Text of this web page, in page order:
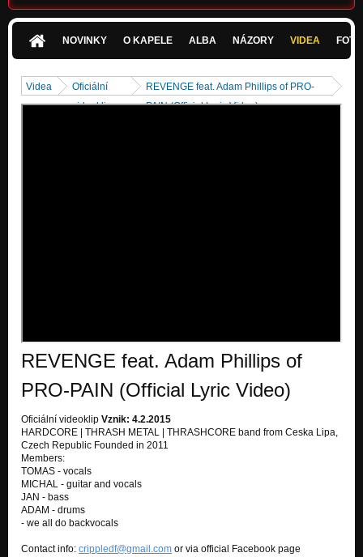
WARZONE
WARZONE
WARZONE
MASS OF TERROR
MASS OF TERROR
WAKE UP
MASS OF TERROR
REVENGE - feat. Adam Phillips (PRO-PAIN)
MASS OF TERROR
REVENGE - original version
MASS OF TERROR
NOVINKY O KAPELE ALBA NÁZORY VIDEA
Videa
Oficiální
videoklipy
REVENGE feat. Adam Phillips of PRO-
PAIN (Official Lyric Video)
REVENGE feat. Adam Phillips of
PRO-PAIN (Official Lyric Video)
Oficiální videoklip Vznik: 4.2.2015
HARDCORE | THRASH METAL | THRASHCORE band from Ceska Lipa,
Czech Republic Founded in 2011
Members:
TOMAS - vocals
MICHAL - guitar and vocals
JAN - bass
ADAM - drums
- we all do backvocals
Contact info: crippledf@gmail.com or via official Facebook page